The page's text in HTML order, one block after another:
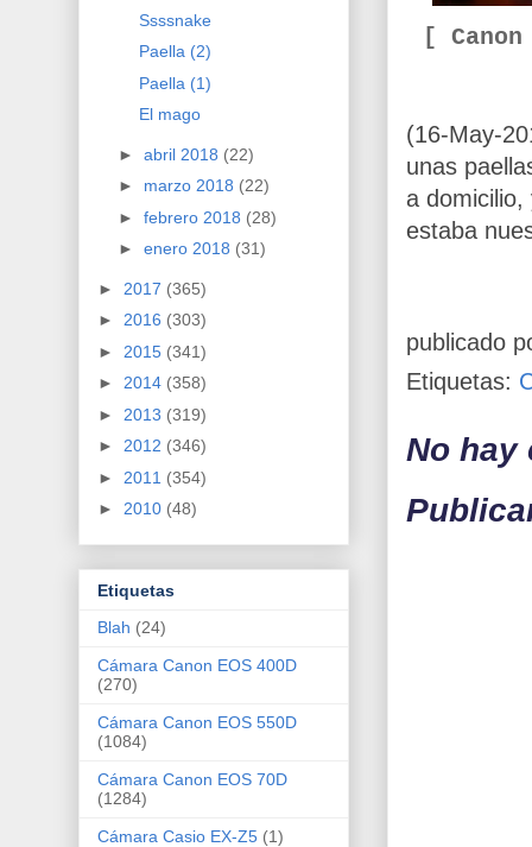
[
(16-May-
unas
a domicilio,
estaba
publicado
Etiquetas:
No hay
Ssssnake
Paella (2)
Paella (1)
El mago
► abril 2018 (22)
► marzo 2018 (22)
► febrero 2018 (28)
► enero 2018 (31)
► 2017 (365)
► 2016 (303)
► 2015 (341)
► 2014 (358)
► 2013 (319)
► 2012 (346)
► 2011 (354)
► 2010 (48)
Etiquetas
Blah (24)
Cámara Canon EOS 400D
(270)
Cámara Canon EOS 550D
(1084)
Cámara Canon EOS 70D
(1284)
Cámara Casio EX-Z5 (1)